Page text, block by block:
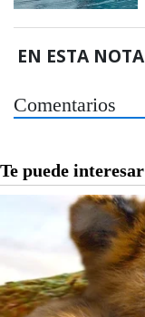
EN ESTA NOTA
Comentarios